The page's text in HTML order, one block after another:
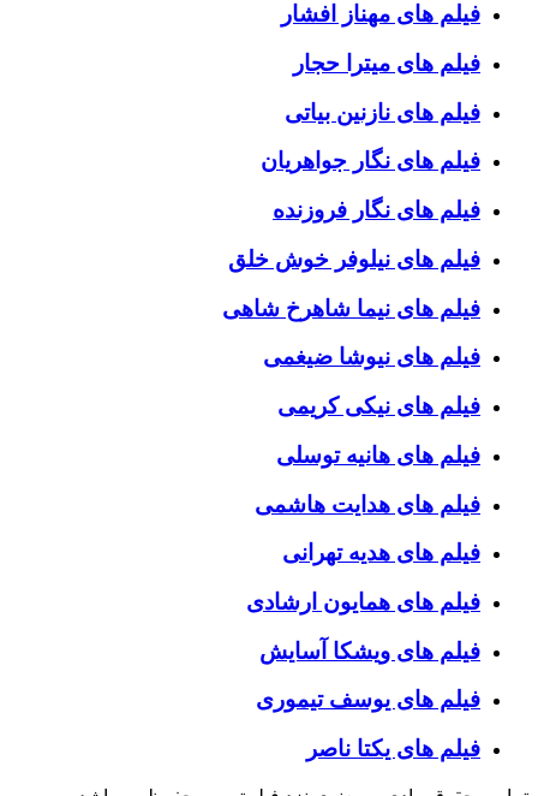
فیلم های مهناز افشار
فیلم های میترا حجار
فیلم های نازنین بیاتی
فیلم های نگار جواهریان
فیلم های نگار فروزنده
فیلم های نیلوفر خوش خلق
فیلم های نیما شاهرخ شاهی
فیلم های نیوشا ضیغمی
فیلم های نیکی کریمی
فیلم های هانیه توسلی
فیلم های هدایت هاشمی
فیلم های هدیه تهرانی
فیلم های همایون ارشادی
فیلم های ویشکا آسایش
فیلم های یوسف تیموری
فیلم های یکتا ناصر